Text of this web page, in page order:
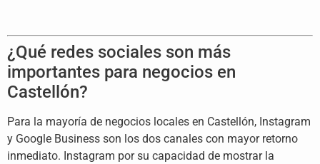
¿Qué redes sociales son más
importantes para negocios en
Castellón?
Para la mayoría de negocios locales en Castellón, Instagram
y Google Business son los dos canales con mayor retorno
inmediato. Instagram por su capacidad de mostrar la